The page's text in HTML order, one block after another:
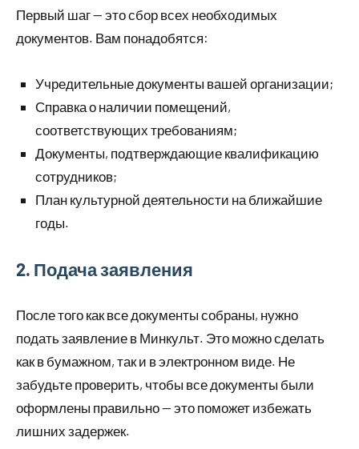
Первый шаг — это сбор всех необходимых
документов. Вам понадобятся:
Учредительные документы вашей организации;
Справка о наличии помещений,
соответствующих требованиям;
Документы, подтверждающие квалификацию
сотрудников;
План культурной деятельности на ближайшие
годы.
2. Подача заявления
После того как все документы собраны, нужно
подать заявление в Минкульт. Это можно сделать
как в бумажном, так и в электронном виде. Не
забудьте проверить, чтобы все документы были
оформлены правильно — это поможет избежать
лишних задержек.